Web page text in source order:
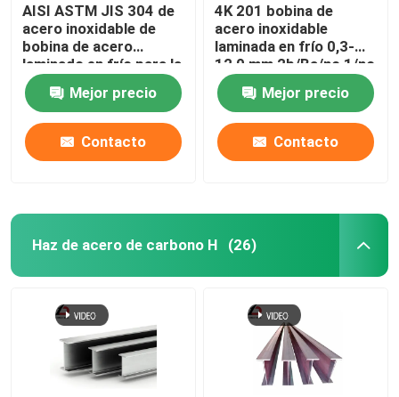
AISI ASTM JIS 304 de
acero inoxidable de
bobina de acero
laminado en frío para la
decoración
Mejor precio
Contacto
4K 201 bobina de
acero inoxidable
laminada en frío 0,3-
12,0 mm 2b/Ba/no 1/no
4
Mejor precio
Contacto
Haz de acero de carbono H (26)